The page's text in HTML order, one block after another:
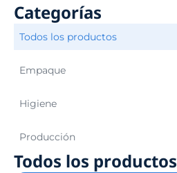
Categorías
Empaque
Higiene
Producción
Todos los productos
Todos los productos